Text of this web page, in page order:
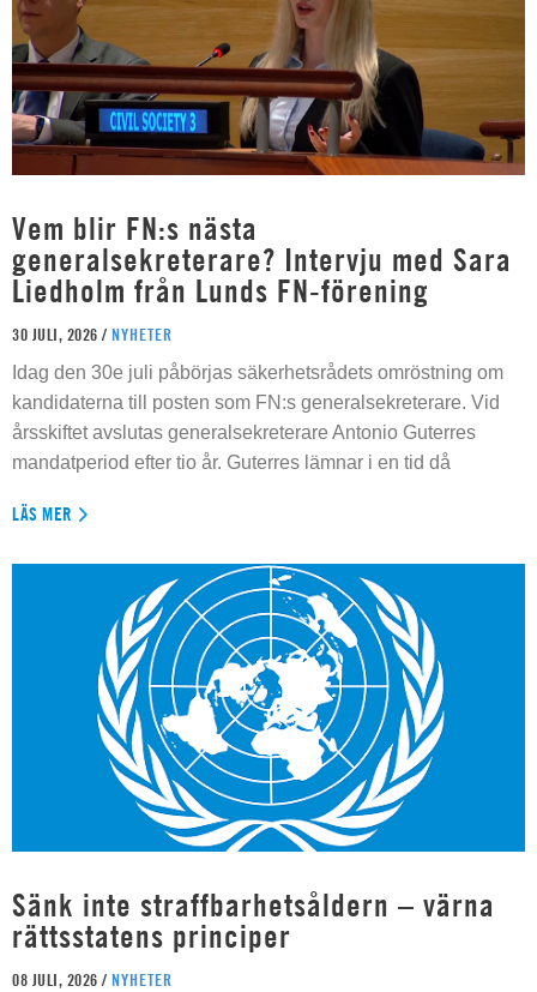
Vem blir FN:s nästa
generalsekreterare? Intervju med Sara
Liedholm från Lunds FN-förening
30 JULI, 2026 / NYHETER
Idag den 30e juli påbörjas säkerhetsrådets omröstning om
kandidaterna till posten som FN:s generalsekreterare. Vid
årsskiftet avslutas generalsekreterare Antonio Guterres
mandatperiod efter tio år. Guterres lämnar i en tid då
LÄS MER
Sänk inte straffbarhetsåldern – värna
rättsstatens principer
08 JULI, 2026 / NYHETER